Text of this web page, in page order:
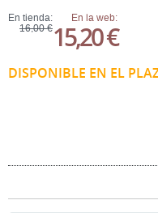
En tienda:
16,00 €
En la web:
15,20 €
DISPONIBLE EN EL